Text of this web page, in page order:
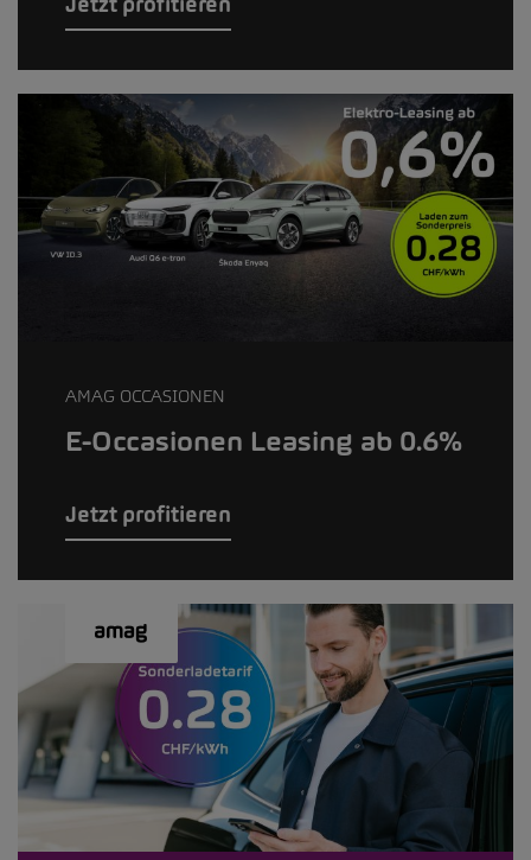
AMAG OCCASIONEN
E-Occasionen Leasing ab 0.6%
Jetzt profitieren